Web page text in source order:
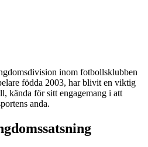
inom fotbollsklubben
födda 2003, har blivit en viktig
kända för sitt engagemang i att
anda.